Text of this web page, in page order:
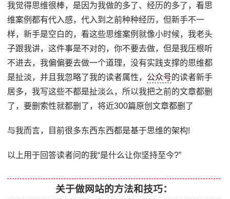
我觉得思维很棒，是因为我做的多了、经历的多了，看思
维案例都有代入感，代入到之前种种经历，但新手不一
样，新手是空白的，看这些思维案例就像小时候，我老头
子跟我讲，这件事是不对的，你不要去做，但是我压根听
不进去，我偏偏要去做一个道理，没有实践支撑的思维都
是扯淡，并且我忽略了我的读者属性， 公众号的读者新手
居多，我写这些不都是扯淡么，所以我把之前的文章都删
了，要删索性就都删了，将近300篇原创文章都删了
与我而言，目前很多东西东西都是基于思维的架构!
以上用于回答读者问的我“是什么让你坚持至今?”
关于做网站的方法和技巧：